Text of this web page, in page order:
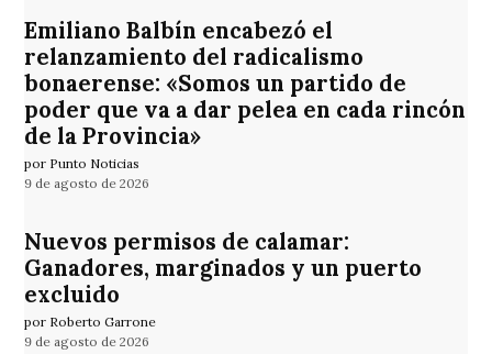
Emiliano Balbín encabezó el
relanzamiento del radicalismo
bonaerense: «Somos un partido de
poder que va a dar pelea en cada rincón
de la Provincia»
por Punto Noticias
9 de agosto de 2026
Nuevos permisos de calamar:
Ganadores, marginados y un puerto
excluido
por Roberto Garrone
9 de agosto de 2026